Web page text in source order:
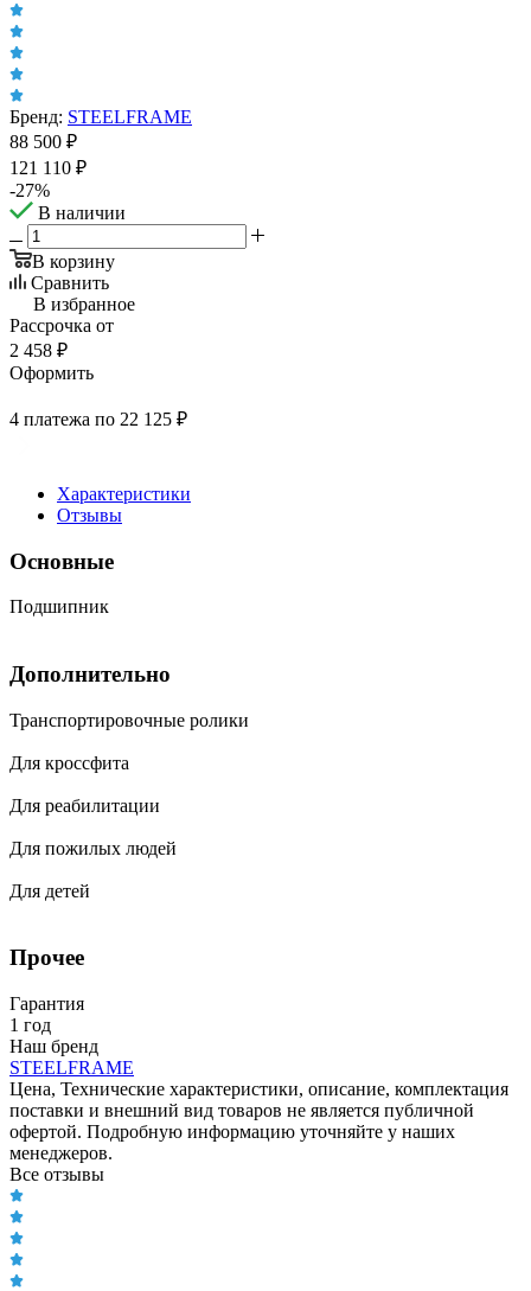
Бренд: STEELFRAME
88 500 ₽
121 110 ₽
-27%
В наличии
В корзину
Сравнить
В избранное
Рассрочка от
2 458 ₽
Оформить
4 платежа по 22 125 ₽
Характеристики
Отзывы
Основные
Подшипник
Дополнительно
Транспортировочные ролики
Для кроссфита
Для реабилитации
Для пожилых людей
Для детей
Прочее
Гарантия
1 год
Наш бренд
STEELFRAME
Цена, Технические характеристики, описание, комплектация
поставки и внешний вид товаров не является публичной
офертой. Подробную информацию уточняйте у наших
менеджеров.
Все отзывы